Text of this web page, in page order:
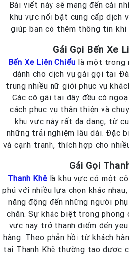
Bài viết này sẽ mang đến cái
khu vực nổi bật cung cấp dịch
giúp bạn có thêm thông tin
Gái Gọi Bến Xe
Bến Xe Liên Chiểu là một trong
dành cho dịch vụ gái gọi tại
trung nhiều nữ giới phục vụ
Các cô gái tại đây đều có
cách phục vụ thân thiện và
khu vực này rất đa dạng, từ
những trải nghiệm lâu dài. Đặc
và cạnh tranh, thích hợp cho
Gái Gọi
Thanh Khêlà khu vực có một
phú với nhiều lựa chọn khác
năng động đến những người
chắn. Sự khác biệt trong phong
vực này trở thành điểm đến
hàng. Theo phản hồi từ khách
tại Thanh Khê thường tạo được